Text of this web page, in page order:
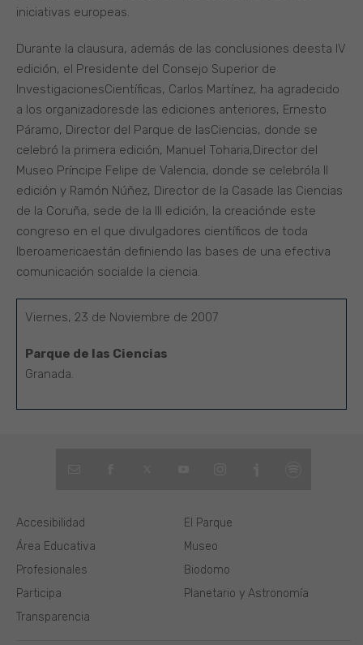
iniciativas europeas.
Durante la clausura, además de las conclusiones deesta IV
edición, el Presidente del Consejo Superior de
InvestigacionesCientíficas, Carlos Martínez, ha agradecido
a los organizadoresde las ediciones anteriores, Ernesto
Páramo, Director del Parque de lasCiencias, donde se
celebró la primera edición, Manuel Toharia,Director del
Museo Príncipe Felipe de Valencia, donde se celebróla II
edición y Ramón Núñez, Director de la Casade las Ciencias
de la Coruña, sede de la III edición, la creaciónde este
congreso en el que divulgadores científicos de toda
Iberoamericaestán definiendo las bases de una efectiva
comunicación socialde la ciencia.
Viernes, 23 de Noviembre de 2007
Parque de las Ciencias
Granada.
El Parque
Museo
Biodomo
Planetario y Astronomía
Área Educativa
Profesionales
Participa
Transparencia
Accesibilidad